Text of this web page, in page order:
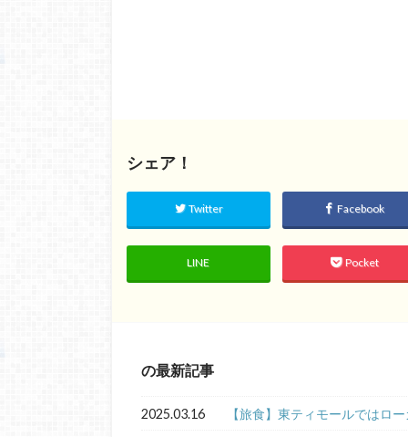
シェア！
Twitter Facebook
LINE Pocket
の最新記事
2025.03.16 【旅食】東ティモールではロ